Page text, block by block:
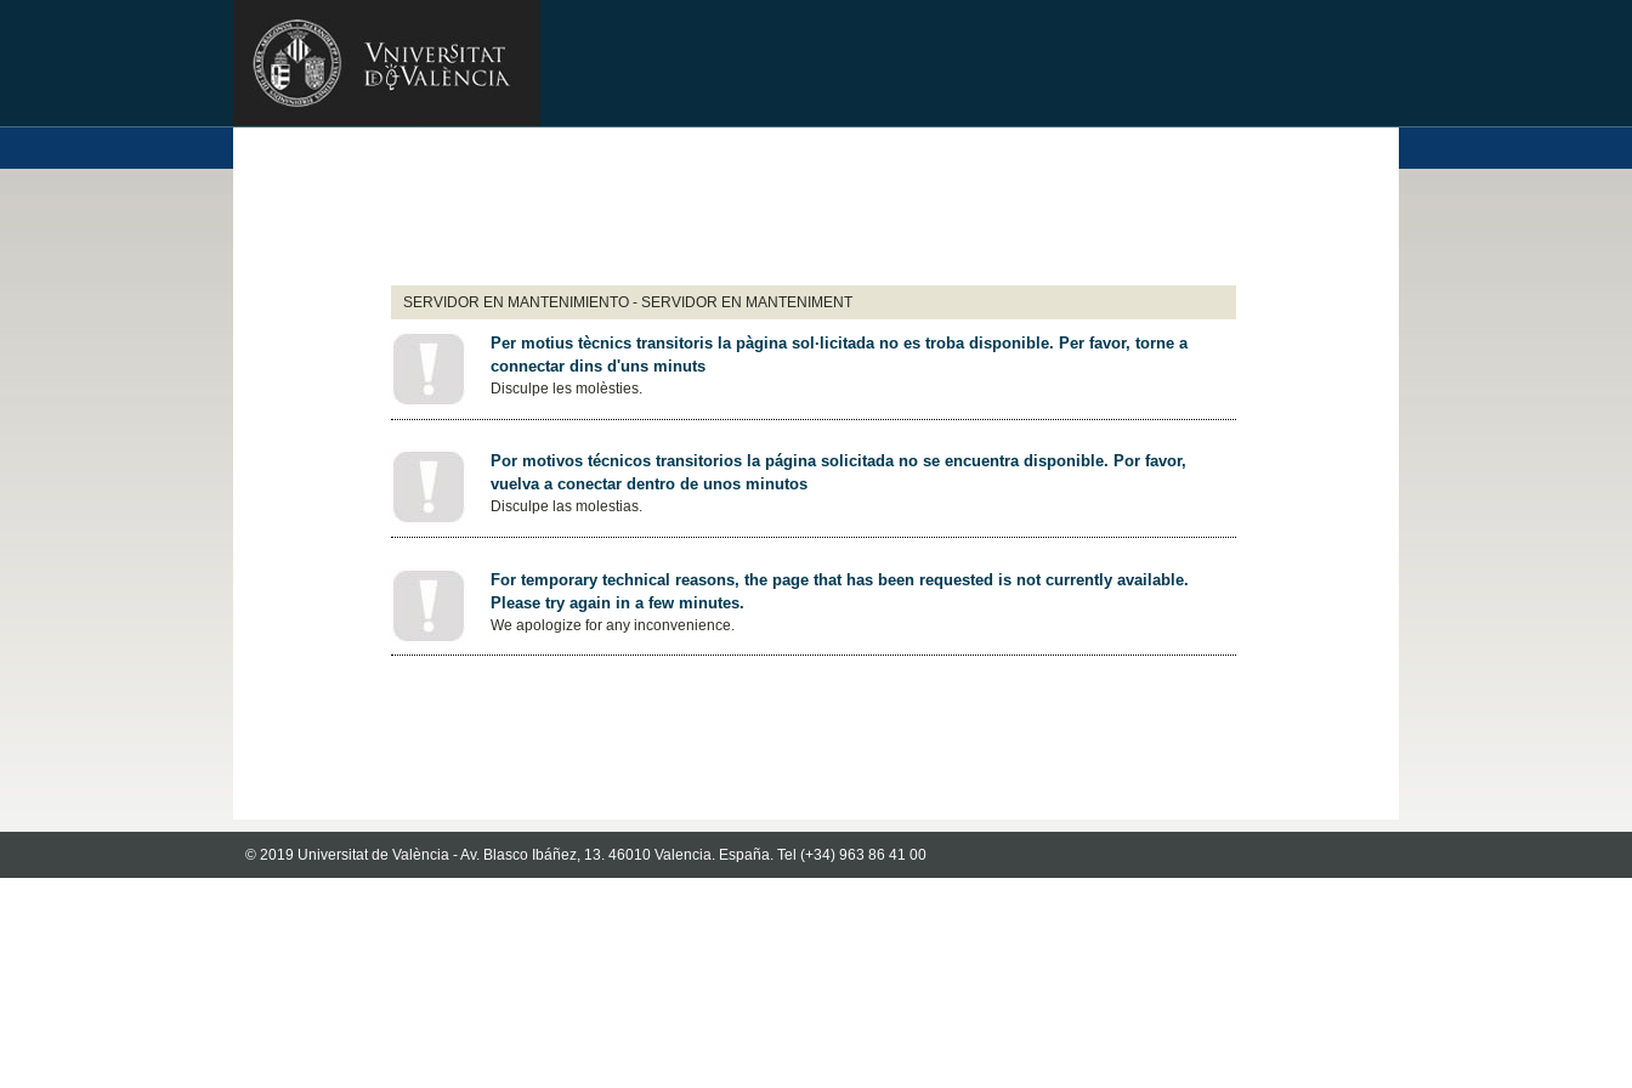
SERVIDOR EN MANTENIMIENTO - SERVIDOR EN MANTENIMENT
Per motius tècnics transitoris la pàgina sol·licitada no es troba disponible. Per favor, torne a
connectar dins d'uns minuts
Disculpe les molèsties.
Por motivos técnicos transitorios la página solicitada no se encuentra disponible. Por favor,
vuelva a conectar dentro de unos minutos
Disculpe las molestias.
For temporary technical reasons, the page that has been requested is not currently available.
Please try again in a few minutes.
We apologize for any inconvenience.
© 2019 Universitat de València - Av. Blasco Ibáñez, 13. 46010 Valencia. España. Tel (+34) 963 86 41 00